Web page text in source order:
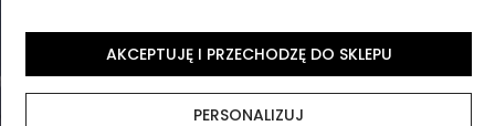
AKCEPTUJĘ I PRZECHODZĘ DO SKLEPU
PERSONALIZUJ